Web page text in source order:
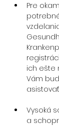
Pre
ich ešte
Vám
asistovať.
Vysoká
a